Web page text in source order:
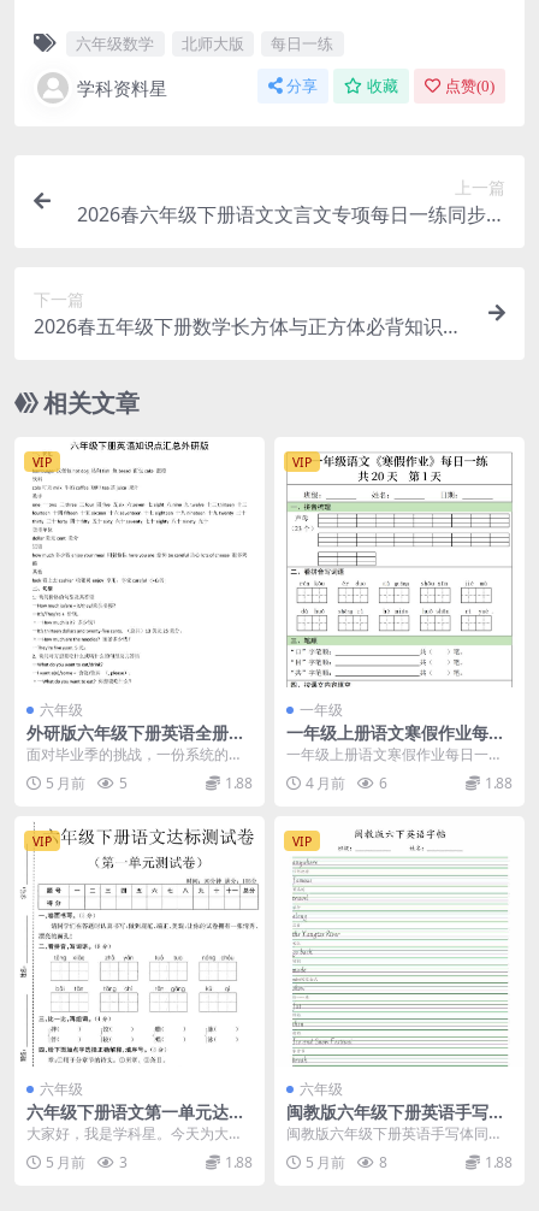
六年级数学 北师大版 每日一练
学科资料星 分享 收藏 点赞(0)
上一篇
2026春六年级下册语文文言文专项每日一练同步阅
下一篇
2026春五年级下册数学长方体与正方体必背知识点
相关文章
VIP
六年级
外研版六年级下册英语全册核
心知识点汇总及同步语法复习
面对毕业季的挑战，一份系统的外
研版六年级下册英语知识点汇总资
料是提高复习效率的关...
5 月前 5 1.88
VIP
一年级
一年级上册语文寒假作业每日
一练（共20天）打卡练习电子
一年级上册语文寒假作业每日一练
方案 为了帮助孩子度过一个充实的
假期，巩固上学期所...
4 月前 6 1.88
VIP
六年级
六年级下册语文第一单元达标
测试卷：同步考点复习与基础
大家好，我是学科星。今天为大家
推荐的是六年级下册语文第一单元
达标测试卷电子版资料...
5 月前 3 1.88
VIP
六年级
闽教版六年级下册英语手写体
同步字帖电子版下载
闽教版六年级下册英语手写体同步
字帖预览 对于福建地区面临毕业的
小学生来说，规范的...
5 月前 8 1.88